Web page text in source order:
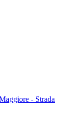
- Strada